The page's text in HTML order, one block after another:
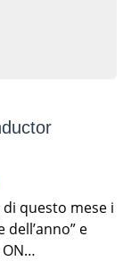
questo mese i
e
ON…